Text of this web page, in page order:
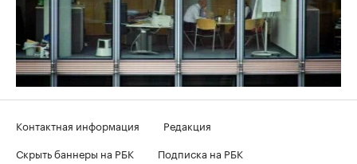
Контактная информация
Редакция
Скрыть баннеры на РБК
Подписка на РБК